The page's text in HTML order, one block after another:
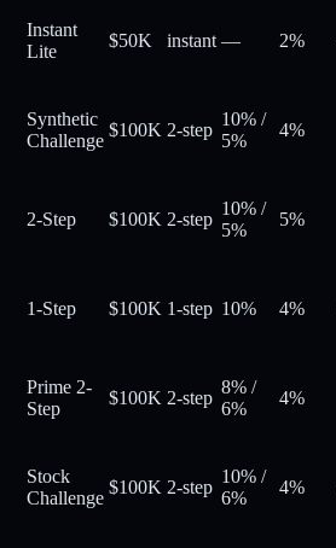
Instant
Lite
$50K instant — 2%
Synthetic
Challenge
$100K 2-step
10% /
5%
4%
2-Step $100K 2-step
10% /
5%
5%
1-Step $100K 1-step 10% 4%
Prime 2-
Step
$100K 2-step
8% /
6%
4%
Stock
Challenge
$100K 2-step
10% /
6%
4%